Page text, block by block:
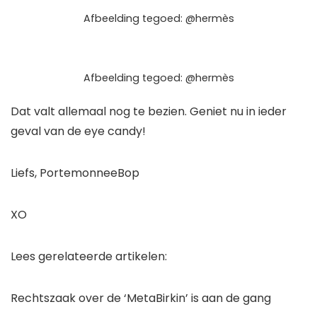
Afbeelding tegoed: @hermès
Afbeelding tegoed: @hermès
Dat valt allemaal nog te bezien. Geniet nu in ieder
geval van de eye candy!
Liefs, PortemonneeBop
XO
Lees gerelateerde artikelen:
Rechtszaak over de ‘MetaBirkin’ is aan de gang